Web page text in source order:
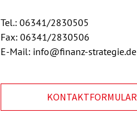
Tel.: 06341/2830505
Fax: 06341/2830506
E-Mail: info@finanz-strategie.de
KONTAKTFORMULAR